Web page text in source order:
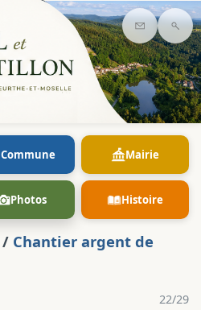
Contact
Commune Mairie
Photos Histoire
/ Chantier argent de
22/29